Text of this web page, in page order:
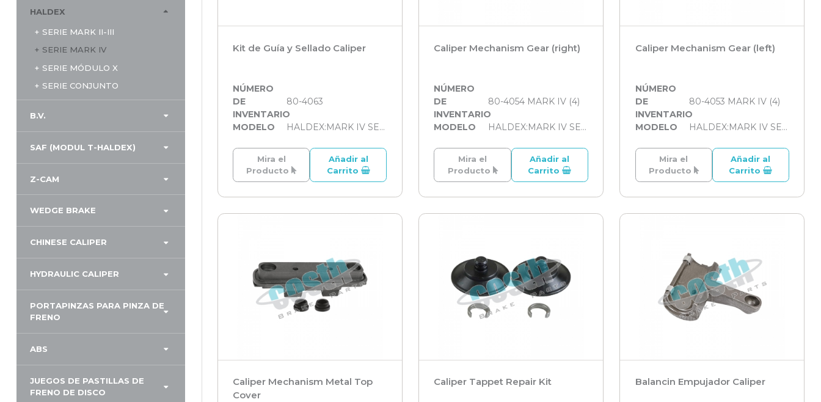
Kit de Guía y Sellado Caliper
NÚMERO
DE
INVENTARIO
80-4063
MODELO HALDEX:MARK IV SERİSİ
Mira el
Producto
Añadir al
Carrito
Caliper Mechanism Gear (right)
NÚMERO
DE
INVENTARIO
80-4054 MARK IV (4)
MODELO HALDEX:MARK IV SERİSİ
Mira el
Producto
Añadir al
Carrito
Caliper Mechanism Gear (left)
NÚMERO
DE
INVENTARIO
80-4053 MARK IV (4)
MODELO HALDEX:MARK IV SERİSİ
Mira el
Producto
Añadir al
Carrito
Caliper Mechanism Metal Top
Cover
Caliper Tappet Repair Kit Balancin Empujador Caliper
HALDEX
SERIE MARK II-III
SERIE MARK IV
SERIE MÓDULO X
SERIE CONJUNTO
B.V.
SAF (MODUL T-HALDEX)
Z-CAM
WEDGE BRAKE
CHINESE CALIPER
HYDRAULIC CALIPER
PORTAPINZAS PARA PINZA DE
FRENO
ABS
JUEGOS DE PASTILLAS DE
FRENO DE DISCO